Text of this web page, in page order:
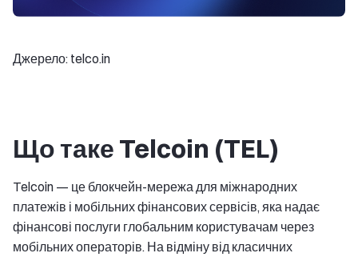
Джерело: telco.in
Що таке Telcoin (TEL)
Telcoin — це блокчейн-мережа для міжнародних
платежів і мобільних фінансових сервісів, яка надає
фінансові послуги глобальним користувачам через
мобільних операторів. На відміну від класичних